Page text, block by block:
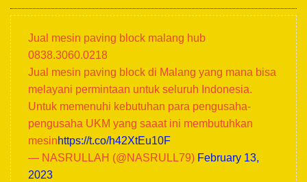
Jual mesin paving block malang hub
0838.3060.0218
Jual mesin paving block di Malang yang mana bisa
melayani permintaan untuk seluruh Indonesia.
Untuk memenuhi kebutuhan para pengusaha-
pengusaha UKM yang saaat ini membutuhkan
mesinhttps://t.co/h42XtEu10F
— NASRULLAH (@NASRULL79) February 13,
2023